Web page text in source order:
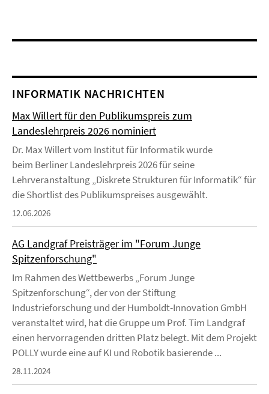
INFORMATIK NACHRICHTEN
Max Willert für den Publikumspreis zum
Landeslehrpreis 2026 nominiert
Dr. Max Willert vom Institut für Informatik wurde
beim Berliner Landeslehrpreis 2026 für seine
Lehrveranstaltung „Diskrete Strukturen für Informatik“ für
die Shortlist des Publikumspreises ausgewählt.
12.06.2026
AG Landgraf Preisträger im "Forum Junge
Spitzenforschung"
Im Rahmen des Wettbewerbs „Forum Junge
Spitzenforschung“, der von der Stiftung
Industrieforschung und der Humboldt-Innovation GmbH
veranstaltet wird, hat die Gruppe um Prof. Tim Landgraf
einen hervorragenden dritten Platz belegt. Mit dem Projekt
POLLY wurde eine auf KI und Robotik basierende ...
28.11.2024